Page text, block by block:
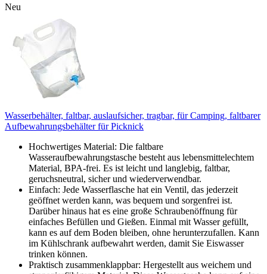
Neu
Wasserbehälter, faltbar, auslaufsicher, tragbar, für Camping, faltbarer
Aufbewahrungsbehälter für Picknick
Hochwertiges Material: Die faltbare
Wasseraufbewahrungstasche besteht aus lebensmittelechtem
Material, BPA-frei. Es ist leicht und langlebig, faltbar,
geruchsneutral, sicher und wiederverwendbar.
Einfach: Jede Wasserflasche hat ein Ventil, das jederzeit
geöffnet werden kann, was bequem und sorgenfrei ist.
Darüber hinaus hat es eine große Schraubenöffnung für
einfaches Befüllen und Gießen. Einmal mit Wasser gefüllt,
kann es auf dem Boden bleiben, ohne herunterzufallen. Kann
im Kühlschrank aufbewahrt werden, damit Sie Eiswasser
trinken können.
Praktisch zusammenklappbar: Hergestellt aus weichem und